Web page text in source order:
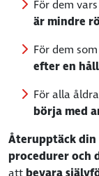
För dem vars
är mindre
För dem
efter en
För alla
börja med
Återupptäck
procedurer och